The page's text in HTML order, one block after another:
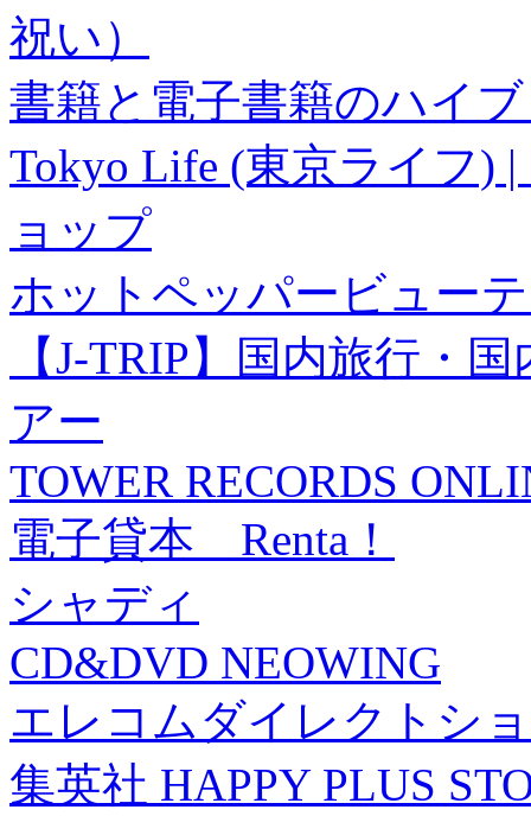
祝い）
書籍と電子書籍のハイ
Tokyo Life (東京ライフ)
ョップ
ホットペッパービュー
【J-TRIP】国内旅行・
アー
TOWER RECORDS
電子貸本 Renta！
シャディ
CD&DVD NEOWING
エレコムダイレクトシ
集英社 HAPPY PLUS